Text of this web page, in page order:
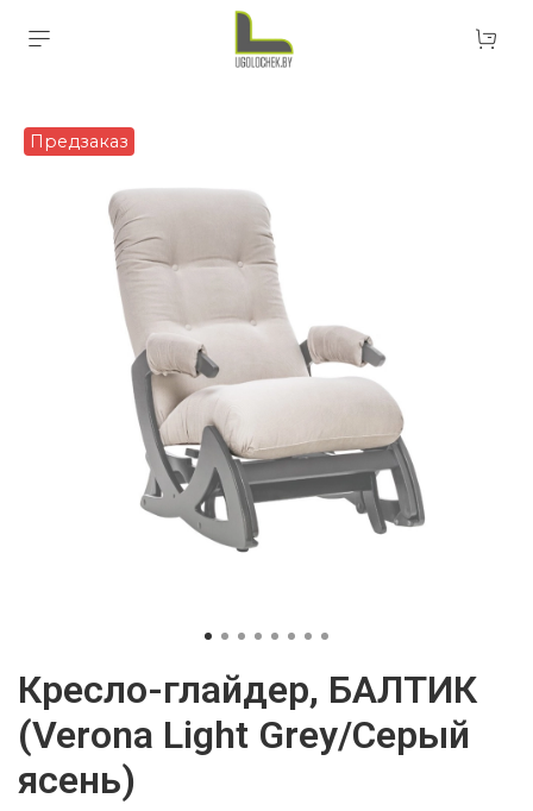
Предзаказ
Кресло-глайдер, БАЛТИК
(Verona Light Grey/Серый
ясень)